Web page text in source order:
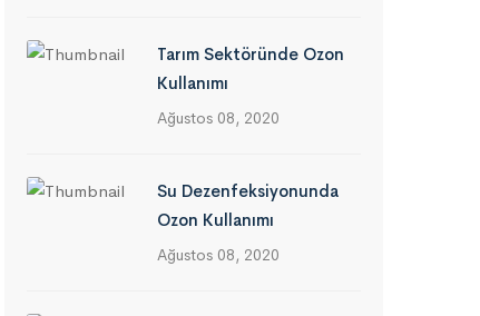
Tarım Sektöründe Ozon
Kullanımı
Ağustos 08, 2020
Su Dezenfeksiyonunda
Ozon Kullanımı
Ağustos 08, 2020